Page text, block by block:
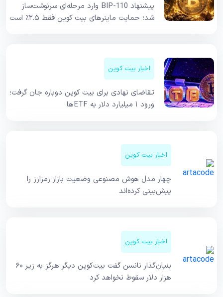
پیشنهاد BIP-110 وارد مرحله‌ای سرنوشت‌ساز
شد؛ حمایت ماینرهای بیت کوین فقط ۲.۵٪ است
اخبار بیت کوین
تقاضای نهادی برای بیت کوین دوباره جان گرفت؛
ورود ۱ میلیارد دلار به ETFها
اخبار بیت کوین
چهار مدل هوش مصنوعی وضعیت بازار رمزارز را
پیش‌بینی کرده‌اند
اخبار بیت کوین
بنیان‌گذار نانسن گفت بیت‌کوین دیگر هرگز به زیر ۶۰
هزار دلار سقوط نخواهد کرد